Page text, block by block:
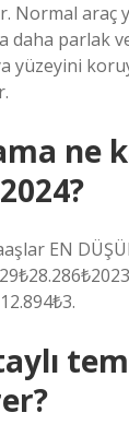
Normal araç
daha parlak
yüzeyini
ne
EN